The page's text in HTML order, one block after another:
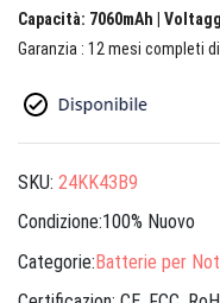
Capacità: 7060mAh |
Garanzia : 12 mesi completi
SKU: 24KK43B9
Condizione:100% Nuovo
Categorie:Batterie per